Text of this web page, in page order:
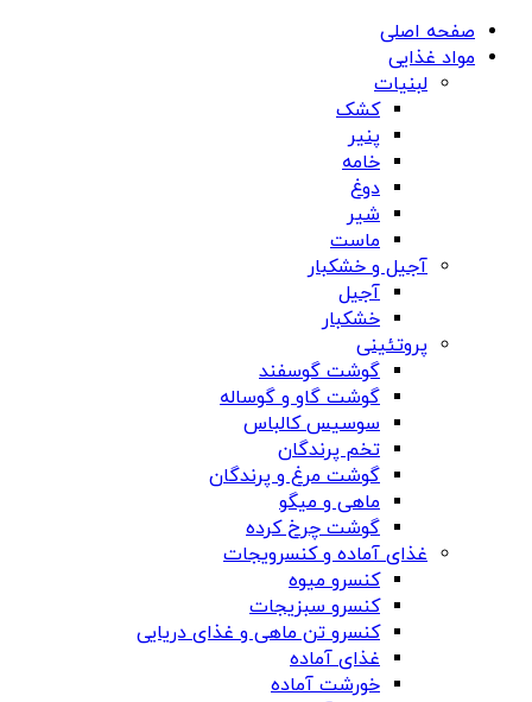
صفحه اصلی
مواد غذایی
لبنیات
کشک
پنیر
خامه
دوغ
شیر
ماست
آجیل و خشکبار
آجیل
خشکبار
پروتئینی
گوشت گوسفند
گوشت گاو و گوساله
سوسیس کالباس
تخم پرندگان
گوشت مرغ و پرندگان
ماهی و میگو
گوشت چرخ کرده
غذای آماده و کنسرویجات
کنسرو میوه
کنسرو سبزیجات
کنسرو تن ماهی و غذای دریایی
غذای آماده
خورشت آماده